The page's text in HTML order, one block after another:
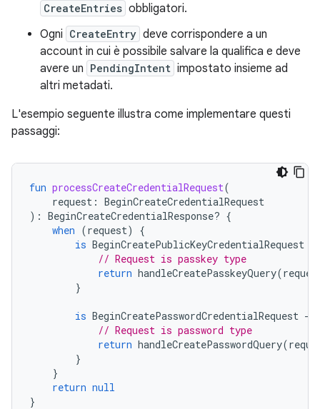
CreateEntries obbligatori.
Ogni CreateEntry deve corrispondere a un
account in cui è possibile salvare la qualifica e deve
avere un PendingIntent impostato insieme ad
altri metadati.
L'esempio seguente illustra come implementare questi
passaggi:
fun processCreateCredentialRequest(
request : BeginCreateCredentialRequest
): BeginCreateCredentialResponse? {
when (request)
{
is BeginCreatePublicKeyCredentialRequest
// Request is passkey type
return handleCreatePasskeyQuery(
}
is BeginCreatePasswordCredentialRequest -
// Request is password type
return handleCreatePasswordQuery(
}
}
return null
}